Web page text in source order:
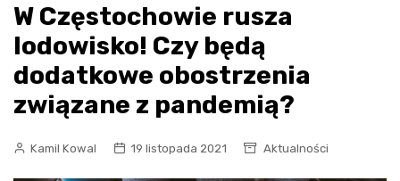
W Częstochowie rusza
lodowisko! Czy będą
dodatkowe obostrzenia
związane z pandemią?
Kamil Kowal 19 listopada 2021 Aktualności